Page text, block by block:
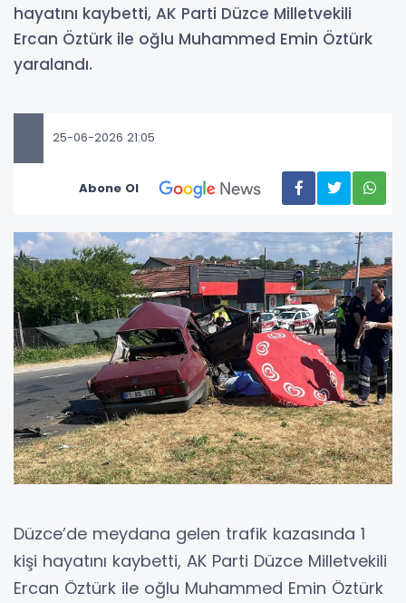
hayatını kaybetti, AK Parti Düzce Milletvekili
Ercan Öztürk ile oğlu Muhammed Emin Öztürk
yaralandı.
25-06-2026 21:05
Abone Ol
Düzce’de meydana gelen trafik kazasında 1
kişi hayatını kaybetti, AK Parti Düzce Milletvekili
Ercan Öztürk ile oğlu Muhammed Emin Öztürk